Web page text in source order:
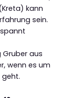
kann
sein.
Gruber aus
wenn es um
geht.